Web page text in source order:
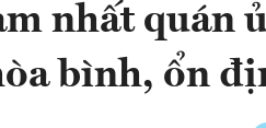
nhất quán
bình, ổn